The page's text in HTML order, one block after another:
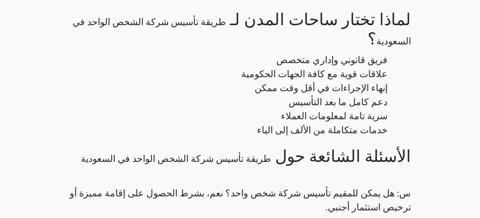
لماذا تختار ساحات المدن لـ طريقة تأسيس شركة الشخص الواحد في
السعودية؟
فريق قانوني وإداري متخصص
علاقات قوية مع كافة الجهات الحكومية
إنهاء الإجراءات في أقل وقت ممكن
دعم كامل ما بعد التأسيس
سرية تامة لمعلومات العملاء
خدمات متكاملة من الألف إلى الياء
الأسئلة الشائعة حول طريقة تأسيس شركة الشخص الواحد في السعودية
س: هل يمكن للمقيم تأسيس شركة شخص واحد؟ نعم، بشرط الحصول على إقامة مميزة أو
ترخيص استثمار أجنبي.